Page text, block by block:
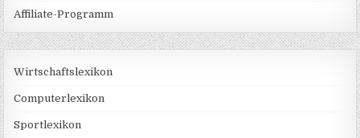
Affiliate-Programm
Wirtschaftslexikon
Computerlexikon
Sportlexikon